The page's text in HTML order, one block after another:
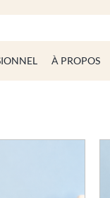
À PROPOS